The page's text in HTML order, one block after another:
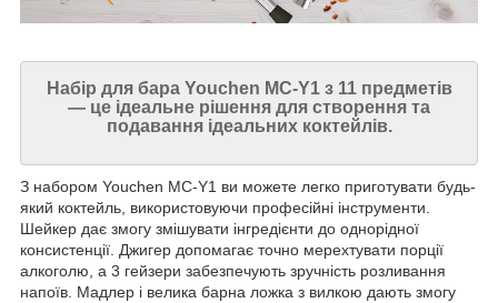
Набір для бара Youchen MC-Y1 з 11 предметів
— це ідеальне рішення для створення та
подавання ідеальних коктейлів.
З набором Youchen MC-Y1 ви можете легко приготувати будь-
який коктейль, використовуючи професійні інструменти.
Шейкер дає змогу змішувати інгредієнти до однорідної
консистенції. Джигер допомагає точно мерехтувати порції
алкоголю, а 3 гейзери забезпечують зручність розливання
напоїв. Мадлер і велика барна ложка з вилкою дають змогу